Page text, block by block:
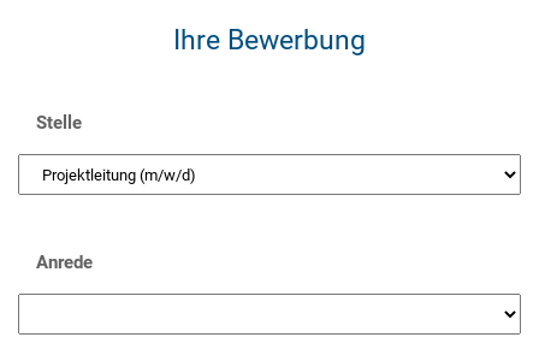
Ihre Bewerbung
Stelle
Anrede